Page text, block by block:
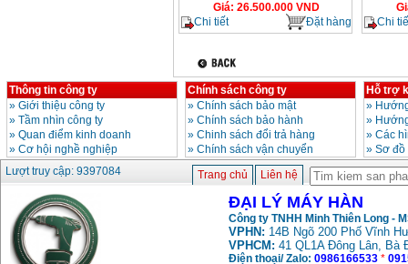
Giá: 26.500.000 VND
Chi tiết
Đặt hàng
Chi
Thông tin công ty
» Giới thiệu công ty
» Tầm nhìn công ty
» Quan điểm kinh doanh
» Cơ hội nghề nghiệp
Chính sách công ty
» Chính sách bảo mật
» Chính sách bảo hành
» Chinh sách đổi trả hàng
» Chính sách vận chuyển
Hỗ trợ
»
»
» Các
» Sơ
Lượt truy cập: 9397084
Trang chủ Liên hệ
ĐẠI LÝ MÁY HÀN
Công ty TNHH Minh Thiên Long -
VPHN: 14B Ngõ 200 Phố Vĩnh
VPHCM: 41 QL1A Đông Lân, Bà
Điện thoại/ Zalo: 0986166533 *